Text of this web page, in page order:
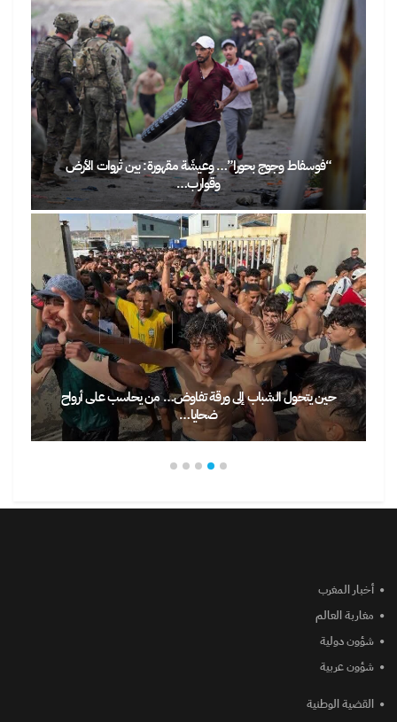
“فوسفاط وجوج بحورا”… وعيشَة مقهورة: بين ثروات الأرض
وقوارب…
حين يتحول الشباب إلى ورقة تفاوض… من يحاسب على أرواح
ضحايا…
أخبار المغرب
مغاربة العالم
شؤون دولية
شؤون عربية
القضية الوطنية